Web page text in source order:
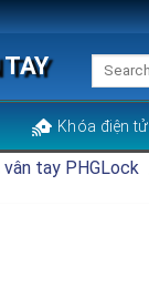
Search
for:
Khóa điện tử
vân tay PHGLock